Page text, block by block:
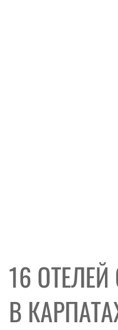
16
В